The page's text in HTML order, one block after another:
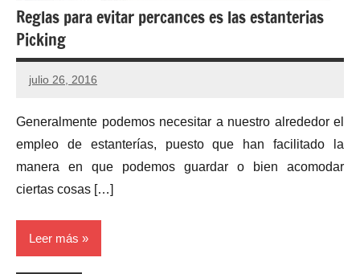
Reglas para evitar percances es las estanterias
Picking
julio 26, 2016
Generalmente podemos necesitar a nuestro alrededor el
empleo de estanterías, puesto que han facilitado la
manera en que podemos guardar o bien acomodar
ciertas cosas […]
Leer más